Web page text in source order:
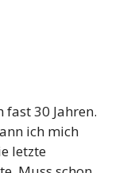
30 Jahren.
ich mich
letzte